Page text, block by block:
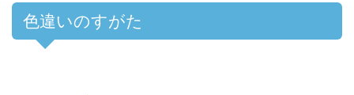
色違いのすがた